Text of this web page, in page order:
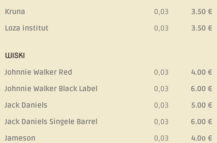
Kruna
Loza institut
0,03
0,03
3.50 €
3.50 €
WISKI
Johnnie Walker Red
Johnnie Walker Black Label
Jack Daniels
Jack Daniels Singele Barrel
Jameson
0,03
0,03
0,03
0,03
0,03
4.00 €
6.00 €
5.00 €
6.00 €
4.0o €